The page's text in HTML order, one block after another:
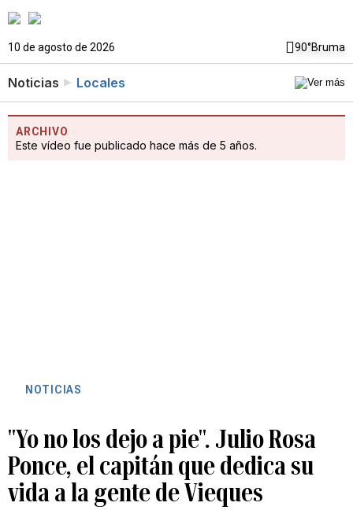
10 de agosto de 2026 90°Bruma
Noticias Locales
ARCHIVO
Este vídeo fue publicado hace más de 5 años.
NOTICIAS
"Yo no los dejo a pie". Julio Rosa
Ponce, el capitán que dedica su
vida a la gente de Vieques